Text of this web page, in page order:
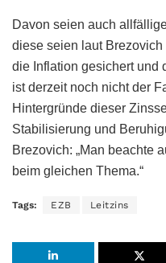
Davon seien auch
diese seien laut
die Inflation gesichert und
ist derzeit noch nicht der
Hintergründe dieser
Stabilisierung und
Brezovich: „Man beachte
beim gleichen Thema.“
Tags: EZB Leitzins